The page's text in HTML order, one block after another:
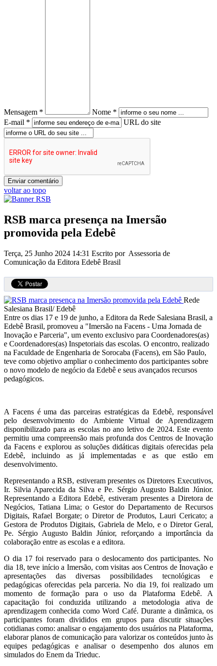
Mensagem *
Nome *
E-mail *
URL do site
voltar ao topo
RSB marca presença na Imersão
promovida pela Edebê
Terça, 25 Junho 2024 14:31 Escrito por Assessoria de
Comunicação da Editora Edebê Brasil
Rede
Salesiana Brasil/ Edebê
Entre os dias 17 e 19 de junho, a Editora da Rede Salesiana Brasil, a
Edebê Brasil, promoveu a "Imersão na Facens - Uma Jornada de
Inovação e Parceria", um evento exclusivo para Coordenadores(as)
e Coordenadores(as) Inspetoriais das escolas. O encontro, realizado
na Faculdade de Engenharia de Sorocaba (Facens), em São Paulo,
teve como objetivo ampliar o conhecimento dos participantes sobre
o novo modelo de negócio da Edebê e seus avançados recursos
pedagógicos.
A Facens é uma das parceiras estratégicas da Edebê, responsável
pelo desenvolvimento do Ambiente Virtual de Aprendizagem
disponibilizado para as escolas no ano letivo de 2024. Este evento
permitiu uma compreensão mais profunda dos Centros de Inovação
da Facens e explorou as soluções didáticas digitais oferecidas pela
Edebê, incluindo as já implementadas e as que estão em
desenvolvimento.
Representando a RSB, estiveram presentes os Diretores Executivos,
Ir. Silvia Aparecida da Silva e Pe. Sérgio Augusto Baldin Júnior.
Representando a Editora Edebê, estiveram presentes a Diretora de
Negócios, Tatiana Lima; o Gestor do Departamento de Recursos
Digitais, Rafael Borgate; o Diretor de Produtos, Lauri Cericato; a
Gestora de Produtos Digitais, Gabriela de Melo, e o Diretor Geral,
Pe. Sérgio Augusto Baldin Júnior, reforçando a importância da
colaboração entre as escolas e a editora.
O dia 17 foi reservado para o deslocamento dos participantes. No
dia 18, teve início a Imersão, com visitas aos Centros de Inovação e
apresentações das diversas possibilidades tecnológicas e
pedagógicas oferecidas pela parceria. No dia 19, foi realizado um
momento de formação para o uso da Plataforma Edebê. A
capacitação foi conduzida utilizando a metodologia ativa de
aprendizagem conhecida como Word Café. Durante a dinâmica, os
participantes foram divididos em grupos para discutir situações
cotidianas como: analisar o engajamento dos usuários na Plataforma,
elaborar planos de comunicação para valorizar os conteúdos junto às
equipes pedagógicas e analisar o desempenho dos alunos em
simulados do Enem da Trieduc.